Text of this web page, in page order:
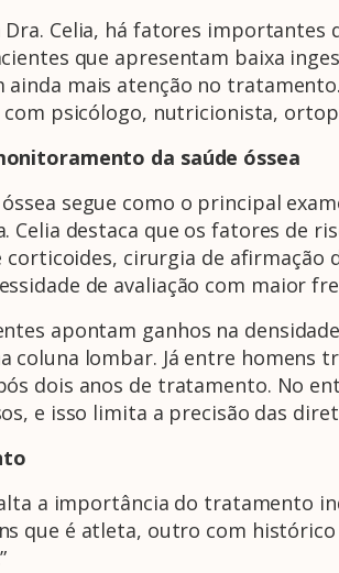
Dra. Celia, há fatores importantes
que apresentam baixa
ainda mais atenção no
psicólogo, nutricionista,
da saúde óssea
segue como o principal
Celia destaca que os fatores de
corticoides, cirurgia de afirmação
de avaliação com maior
apontam ganhos na
coluna lombar. Já entre homens
dois anos de tratamento. No
e isso limita a precisão das
a importância do tratamento
que é atleta, outro com